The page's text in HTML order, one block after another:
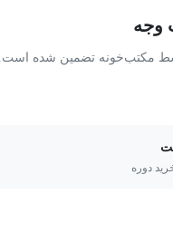
وجه
مکتب‌خونه تضمین شده است.